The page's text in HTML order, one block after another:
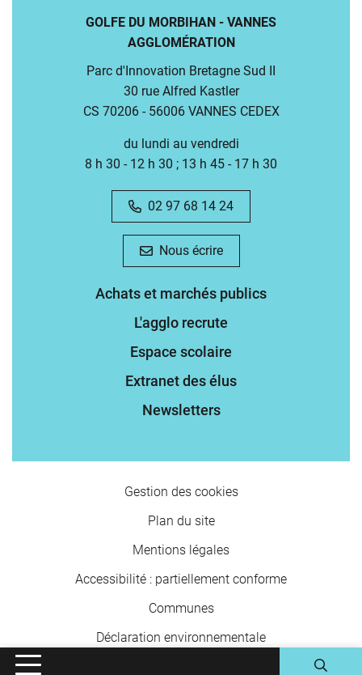
GOLFE DU MORBIHAN - VANNES
AGGLOMÉRATION
Parc d'Innovation Bretagne Sud II
30 rue Alfred Kastler
CS 70206 - 56006 VANNES CEDEX
du lundi au vendredi
8 h 30 - 12 h 30 ; 13 h 45 - 17 h 30
02 97 68 14 24
Nous écrire
Achats et marchés publics
L'agglo recrute
Espace scolaire
Extranet des élus
Newsletters
Gestion des cookies
Plan du site
Mentions légales
Accessibilité : partiellement conforme
Communes
Déclaration environnementale